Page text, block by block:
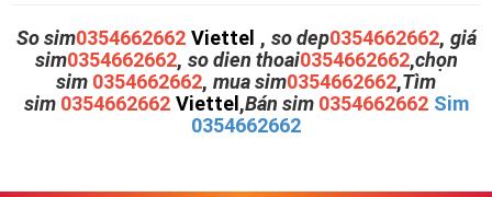
So sim0354662662 Viettel , so dep0354662662, giá
sim0354662662, so dien thoai0354662662,chọn
sim 0354662662, mua sim0354662662,Tìm
sim 0354662662 Viettel,Bán sim 0354662662 Sim
0354662662